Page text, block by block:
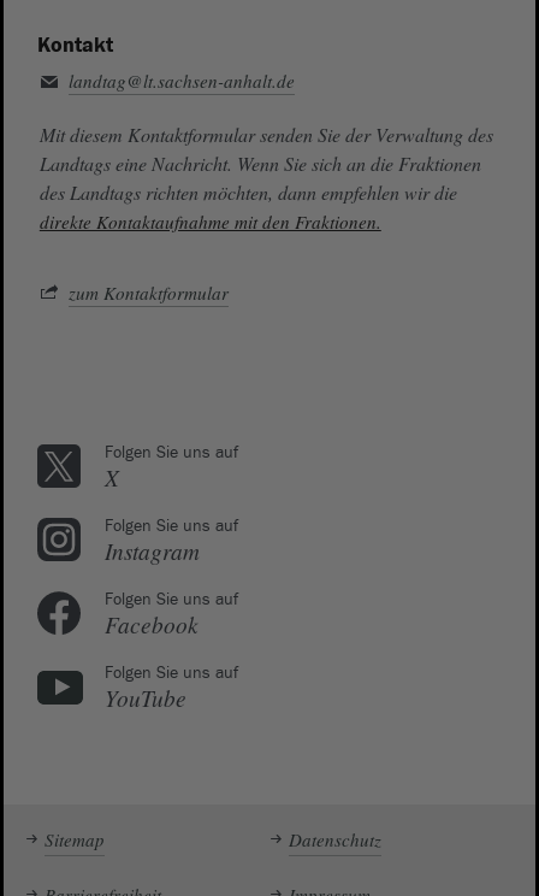
Kontakt
landtag@lt.sachsen-anhalt.de
Mit diesem Kontaktformular senden Sie der Verwaltung des
Landtags eine Nachricht. Wenn Sie sich an die Fraktionen
des Landtags richten möchten, dann empfehlen wir die
direkte Kontaktaufnahme mit den Fraktionen.
zum Kontaktformular
Folgen Sie uns auf
X
Folgen Sie uns auf
Instagram
Folgen Sie uns auf
Facebook
Folgen Sie uns auf
YouTube
Sitemap Datenschutz